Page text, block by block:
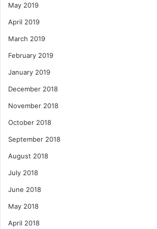
May 2019
April 2019
March 2019
February 2019
January 2019
December 2018
November 2018
October 2018
September 2018
August 2018
July 2018
June 2018
May 2018
April 2018